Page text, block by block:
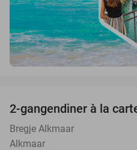
2-gangendiner à la
Bregje Alkmaar
Alkmaar